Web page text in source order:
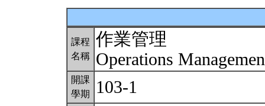
課程
名稱
作業管理
Operations
開課
學期
103-1